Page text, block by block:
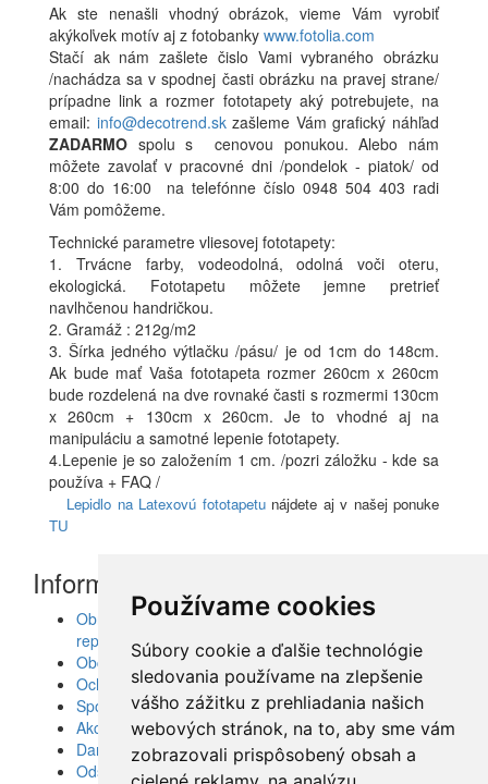
Používame cookies
Súbory cookie a ďalšie technológie
sledovania používame na zlepšenie
vášho zážitku z prehliadania našich
webových stránok, na to, aby sme vám
zobrazovali prispôsobený obsah a
Ak ste nenašli vhodný obrázok, vieme Vám vyrobiť
akýkoľvek motív aj z fotobanky www.fotolia.com
Stačí ak nám zašlete čislo Vami vybraného obrázku
/nachádza sa v spodnej časti obrázku na pravej strane/
prípadne link a rozmer fototapety aký potrebujete, na
email: info@decotrend.skzašleme Vám grafický náhľad
ZADARMO spolu s cenovou ponukou. Alebo nám
môžete zavolať v pracovné dni /pondelok - piatok/ od
8:00 do 16:00 na telefónne číslo 0948 504 403 radi
Vám pomôžeme.
Technické parametre vliesovej fototapety:
1. Trvácne farby, vodeodolná, odolná voči oteru,
ekologická. Fototapetu môžete jemne pretrieť
navlhčenou handričkou.
2. Gramáž : 212g/m2
3. Šírka jedného výtlačku /pásu/ je od 1cm do 148cm.
Ak bude mať Vaša fototapeta rozmer 260cm x 260cm
bude rozdelená na dve rovnaké časti s rozmermi 130cm
x 260cm + 130cm x 260cm. Je to vhodné aj na
manipuláciu a samotné lepenie fototapety.
4.Lepenie je so založením 1 cm. /pozri záložku - kde sa
používa + FAQ /
Lepidlo na Latexovú fototapetunájdete aj v našej ponuke
TU
Informácie
Obrazy, nálepky, fototapety, šablóny, dekorácie,
reprodukcie
Obchodné podmienky
Ochrana osobných údajov
Spolupráca
Akcie a Doručenie
Darčekové poukážky
Odstúpenie od zmluvy - vrátenie tovaru